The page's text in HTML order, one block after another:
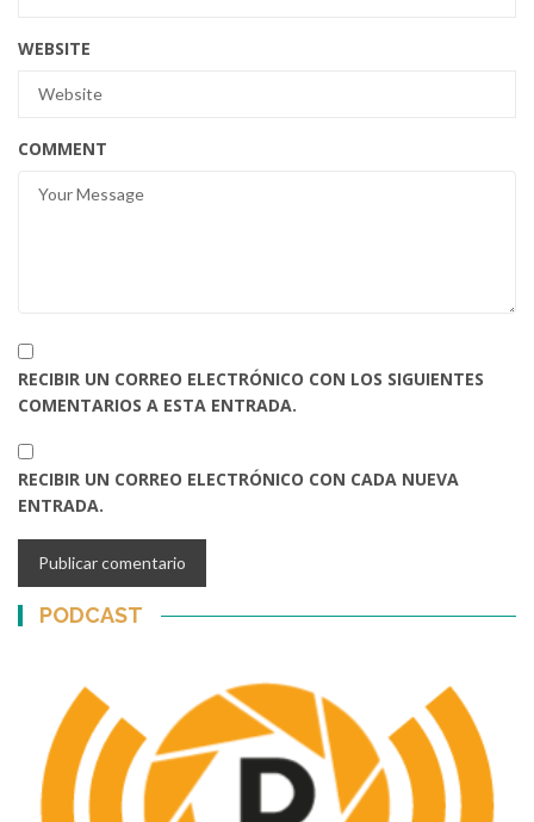
WEBSITE
COMMENT
RECIBIR UN CORREO ELECTRÓNICO CON LOS SIGUIENTES
COMENTARIOS A ESTA ENTRADA.
RECIBIR UN CORREO ELECTRÓNICO CON CADA NUEVA
ENTRADA.
PODCAST